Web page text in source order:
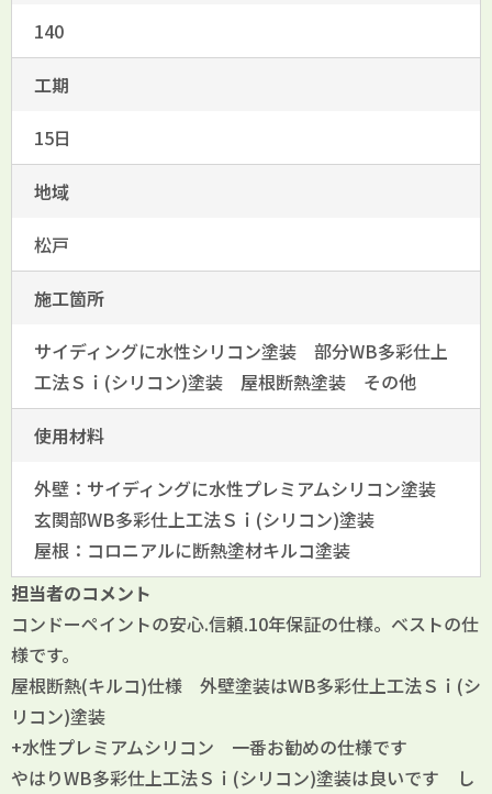
140
工期
15日
地域
松戸
施工箇所
サイディングに水性シリコン塗装 部分WB多彩仕上
工法Ｓｉ(シリコン)塗装 屋根断熱塗装 その他
使用材料
外壁：サイディングに水性プレミアムシリコン塗装
玄関部WB多彩仕上工法Ｓｉ(シリコン)塗装
屋根：コロニアルに断熱塗材キルコ塗装
担当者のコメント
コンドーペイントの安心.信頼.10年保証の仕様。ベストの仕
様です。
屋根断熱(キルコ)仕様 外壁塗装はWB多彩仕上工法Ｓｉ(シ
リコン)塗装
+水性プレミアムシリコン 一番お勧めの仕様です
やはりWB多彩仕上工法Ｓｉ(シリコン)塗装は良いです し